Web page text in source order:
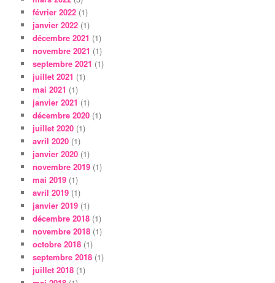
février 2022 (1)
janvier 2022 (1)
décembre 2021 (1)
novembre 2021 (1)
septembre 2021 (1)
juillet 2021 (1)
mai 2021 (1)
janvier 2021 (1)
décembre 2020 (1)
juillet 2020 (1)
avril 2020 (1)
janvier 2020 (1)
novembre 2019 (1)
mai 2019 (1)
avril 2019 (1)
janvier 2019 (1)
décembre 2018 (1)
novembre 2018 (1)
octobre 2018 (1)
septembre 2018 (1)
juillet 2018 (1)